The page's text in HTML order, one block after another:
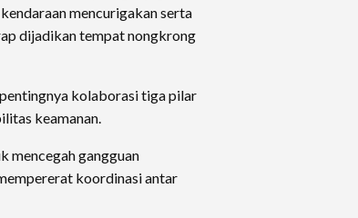
mencurigakan serta
dijadikan tempat nongkrong
kolaborasi tiga pilar
keamanan.
mencegah gangguan
koordinasi antar